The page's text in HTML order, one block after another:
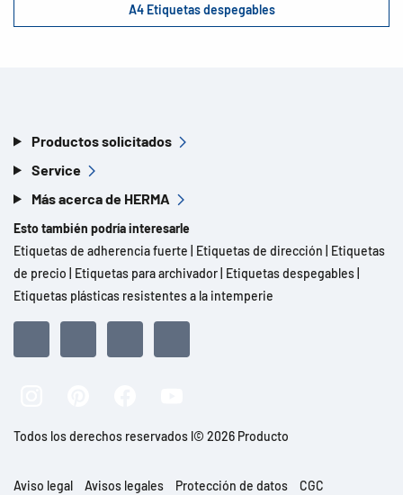
A4 Etiquetas despegables
Productos solicitados
Service
Más acerca de HERMA
Esto también podría interesarle
Etiquetas de adherencia fuerte
Etiquetas de dirección
Etiquetas
de precio
Etiquetas para archivador Etiquetas despegables
Etiquetas plásticas resistentes a la intemperie
Todos los derechos reservados l© 2026 Producto
Aviso legal Avisos legales Protección de datos CGC